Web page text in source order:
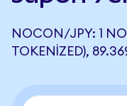
NOCON/JPY: 1
TOKENIZED),